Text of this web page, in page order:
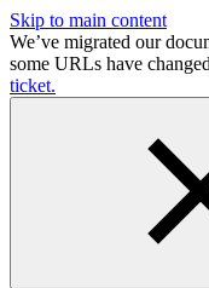
Skip to main content
We’ve migrated our
some URLs have
ticket.